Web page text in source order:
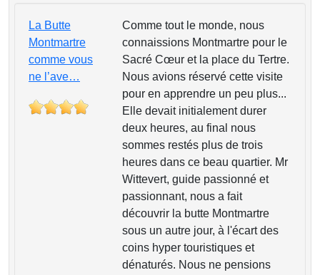
La Butte
Montmartre
comme vous
ne l’ave…
Comme tout le monde, nous
connaissions Montmartre pour le
Sacré Cœur et la place du Tertre.
Nous avions réservé cette visite
pour en apprendre un peu plus...
Elle devait initialement durer
deux heures, au final nous
sommes restés plus de trois
heures dans ce beau quartier. Mr
Wittevert, guide passionné et
passionnant, nous a fait
découvrir la butte Montmartre
sous un autre jour, à l'écart des
coins hyper touristiques et
dénaturés. Nous ne pensions